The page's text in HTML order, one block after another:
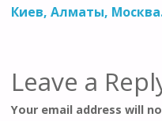
Киев, Алматы,
Leave a
Your email address will